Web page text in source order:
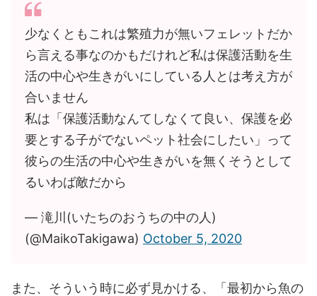
少なくともこれは繁殖力が無いフェレットだか
ら言える事なのかもだけれど私は保護活動を生
活の中心や生きがいにしている人とは考え方が
合いません
私は「保護活動なんてしなくて良い、保護を必
要とする子がでないペット社会にしたい」って
彼らの生活の中心や生きがいを無くそうとして
るいわば敵だから
— 滝川(いたちのおうちの中の人)
(@MaikoTakigawa) October 5, 2020
また、そういう時に必ず見かける、「最初から魚の